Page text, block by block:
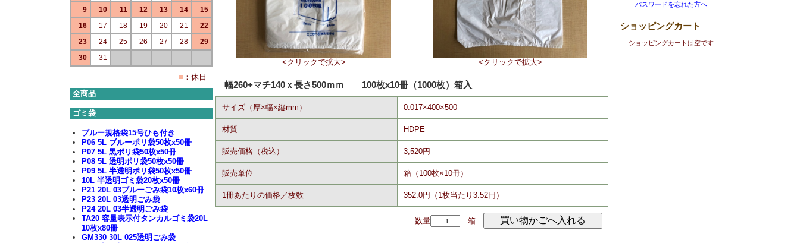
9
10 11 12 13 14
15
16
17 18 19 20 21
22
23
24 25 26 27 28
29
30
31
■ ：休日
全商品
ゴミ袋
ブルー規格袋15号ひも付き
P06 5L ブルーポリ袋50枚x50冊
P07 5L 黒ポリ袋50枚x50冊
P08 5L 透明ポリ袋50枚x50冊
P09 5L 半透明ポリ袋50枚x50冊
10L 半透明ゴミ袋20枚x50冊
P21 20L 03ブルーごみ袋10枚x60冊
P23 20L 03透明ごみ袋
P24 20L 03半透明ごみ袋
TA20 容量表示付タンカルゴミ袋20L
10枚x80冊
GM330 30L 025透明ごみ袋
<クリックで拡大> <クリックで拡大>
幅260+マチ140ｘ長さ500ｍｍ 100枚x10冊（1000枚）箱入
サイズ（厚×幅×縦mm） 0.017×400×500
材質 HDPE
販売価格（税込） 3,520円
販売単位 箱（100枚×10冊）
1冊あたりの価格／枚数 352.0円（1枚当たり3.52円）
数量 箱
パスワードを忘れた方へ
ショッピングカート
ショッピングカートは空です